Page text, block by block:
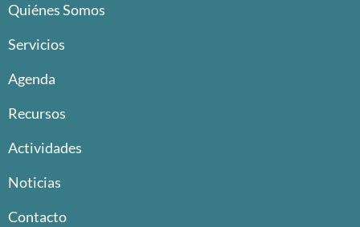
Quiénes Somos
Servicios
Agenda
Recursos
Actividades
Noticias
Contacto